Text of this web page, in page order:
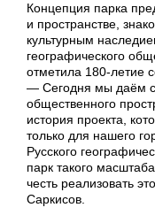
Концепция парка
и пространстве,
культурным
географического
отметила 180-летие
— Сегодня мы даём
общественного
история проекта,
только для нашего
Русского
парк такого
честь реализовать
Саркисов.